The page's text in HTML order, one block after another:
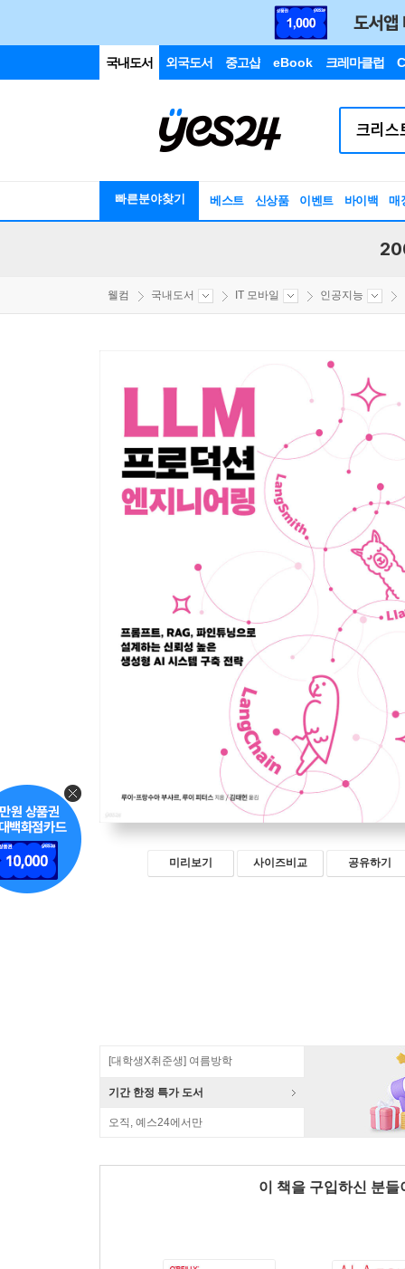
국내도서 외국도서 중고샵 eBook 크레마클럽
빠른분야찾기 베스트 신상품 이벤트 바이백 매
웰컴 국내도서 IT 모바일 인공지능
미리보기 사이즈비교 공유하기
[대학생X취준생] 여름방학
기간 한정 특가 도서
오직, 예스24에서만
이 책을 구입하신 분